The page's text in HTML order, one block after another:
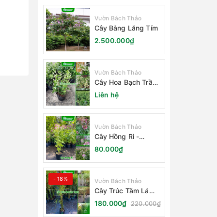
Vườn Bách Thảo
Cây Bằng Lăng Tím
2.500.000₫
Vườn Bách Thảo
Cây Hoa Bạch Trầm
Hương
Liên hệ
Vườn Bách Thảo
Cây Hồng Ri -
Cleome Spinosa
80.000₫
- 18% Vườn Bách Thảo
Cây Trúc Tăm Lá
Cẩm Thạch
180.000₫ 220.000₫